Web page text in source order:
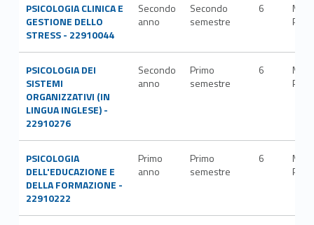
PSICOLOGIA CLINICA E
GESTIONE DELLO
STRESS - 22910044
Secondo
anno
Secondo
semestre
6
M-
PSI/
PSICOLOGIA DEI
SISTEMI
ORGANIZZATIVI (IN
LINGUA INGLESE) -
22910276
Secondo
anno
Primo
semestre
6
M-
PSI/
PSICOLOGIA
DELL'EDUCAZIONE E
DELLA FORMAZIONE -
22910222
Primo
anno
Primo
semestre
6
M-
PSI/